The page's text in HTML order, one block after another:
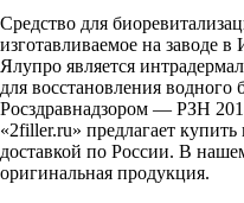
Средство для
изготавливаемое на заводе
Ялупро является
для восстановления водного
Росздравнадзором — РЗН
«2filler.ru» предлагает
доставкой по России. В
оригинальная продукция.